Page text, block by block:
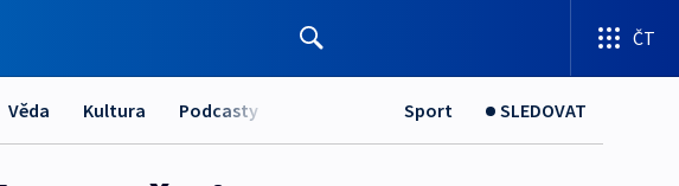
ČT
Věda Kultura Podcasty Sport SLEDOVAT